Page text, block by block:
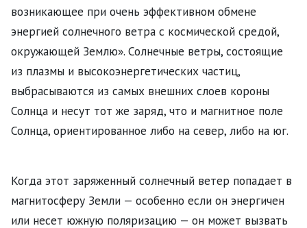
возникающее при очень эффективном обмене
энергией солнечного ветра с космической средой,
окружающей Землю». Солнечные ветры, состоящие
из плазмы и высокоэнергетических частиц,
выбрасываются из самых внешних слоев короны
Солнца и несут тот же заряд, что и магнитное поле
Солнца, ориентированное либо на север, либо на юг.
Когда этот заряженный солнечный ветер попадает в
магнитосферу Земли — особенно если он энергичен
или несет южную поляризацию — он может вызвать